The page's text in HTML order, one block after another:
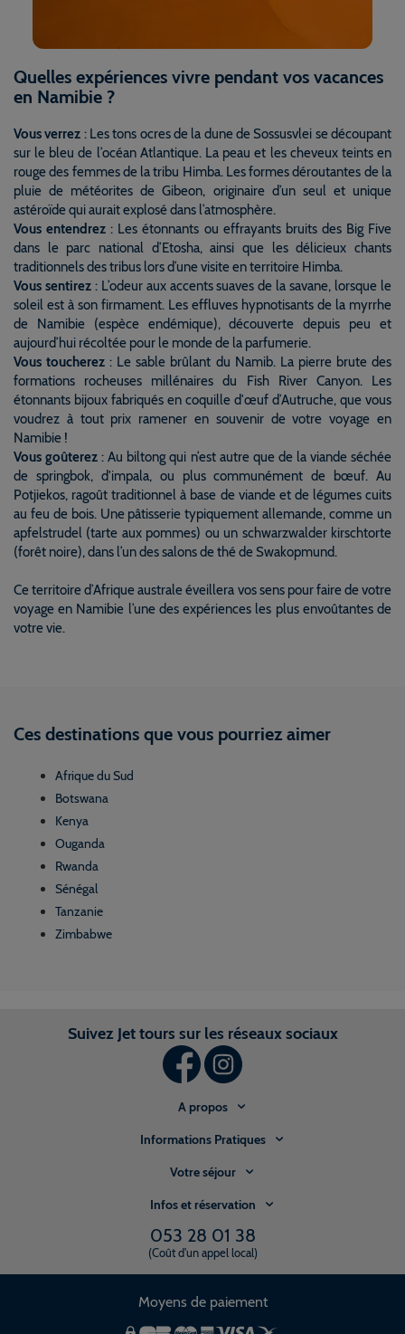
Quelles expériences vivre pendant vos vacances
en Namibie ?
Vous verrez : Les tons ocres de la dune de Sossusvlei se découpant
sur le bleu de l’océan Atlantique. La peau et les cheveux teints en
rouge des femmes de la tribu Himba. Les formes déroutantes de la
pluie de météorites de Gibeon, originaire d’un seul et unique
astéroïde qui aurait explosé dans l’atmosphère.
Vous entendrez : Les étonnants ou effrayants bruits des Big Five
dans le parc national d’Etosha, ainsi que les délicieux chants
traditionnels des tribus lors d’une visite en territoire Himba.
Vous sentirez: L’odeur aux accents suaves de la savane, lorsque le
soleil est à son firmament. Les effluves hypnotisants de la myrrhe
de Namibie (espèce endémique), découverte depuis peu et
aujourd’hui récoltée pour le monde de la parfumerie.
Vous toucherez : Le sable brûlant du Namib. La pierre brute des
formations rocheuses millénaires du Fish River Canyon. Les
étonnants bijoux fabriqués en coquille d'œuf d’Autruche, que vous
voudrez à tout prix ramener en souvenir de votre voyage en
Namibie !
Vous goûterez : Au biltong qui n’est autre que de la viande séchée
de springbok, d'impala, ou plus communément de bœuf. Au
Potjiekos, ragoût traditionnel à base de viande et de légumes cuits
au feu de bois. Une pâtisserie typiquement allemande, comme un
apfelstrudel (tarte aux pommes) ou un schwarzwalder kirschtorte
(forêt noire), dans l’un des salons de thé de Swakopmund.
Ce territoire d’Afrique australe éveillera vos sens pour faire de votre
voyage en Namibie l’une des expériences les plus envoûtantes de
votre vie.
Ces destinations que vous pourriez aimer
Afrique du Sud
Botswana
Kenya
Ouganda
Rwanda
Sénégal
Tanzanie
Zimbabwe
Suivez Jet tours sur les réseaux sociaux
A propos
Informations Pratiques
Votre séjour
Infos et réservation
053 28 01 38
(Coût d'un appel local)
Moyens de paiement